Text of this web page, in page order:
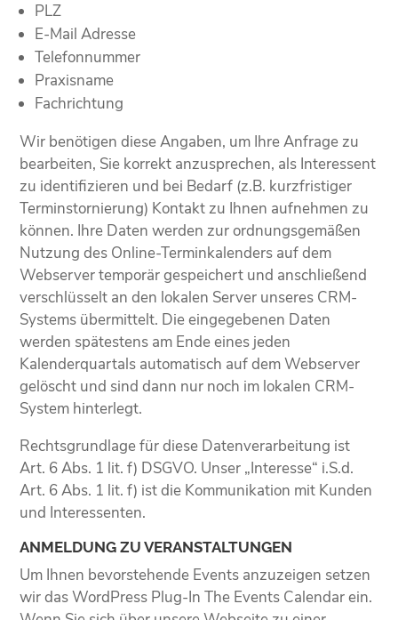
PLZ
E-Mail Adresse
Telefonnummer
Praxisname
Fachrichtung
Wir benötigen diese Angaben, um Ihre Anfrage zu
bearbeiten, Sie korrekt anzusprechen, als Interessent
zu identifizieren und bei Bedarf (z.B. kurzfristiger
Terminstornierung) Kontakt zu Ihnen aufnehmen zu
können. Ihre Daten werden zur ordnungsgemäßen
Nutzung des Online-Terminkalenders auf dem
Webserver temporär gespeichert und anschließend
verschlüsselt an den lokalen Server unseres CRM-
Systems übermittelt. Die eingegebenen Daten
werden spätestens am Ende eines jeden
Kalenderquartals automatisch auf dem Webserver
gelöscht und sind dann nur noch im lokalen CRM-
System hinterlegt.
Rechtsgrundlage für diese Datenverarbeitung ist
Art. 6 Abs. 1 lit. f) DSGVO. Unser „Interesse“ i.S.d.
Art. 6 Abs. 1 lit. f) ist die Kommunikation mit Kunden
und Interessenten.
ANMELDUNG ZU VERANSTALTUNGEN
Um Ihnen bevorstehende Events anzuzeigen setzen
wir das WordPress Plug-In The Events Calendar ein.